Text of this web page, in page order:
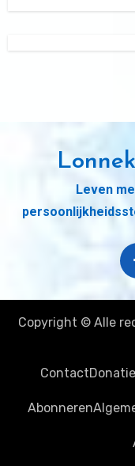
Leven
Copyright © Alle
Contact
Abonneren